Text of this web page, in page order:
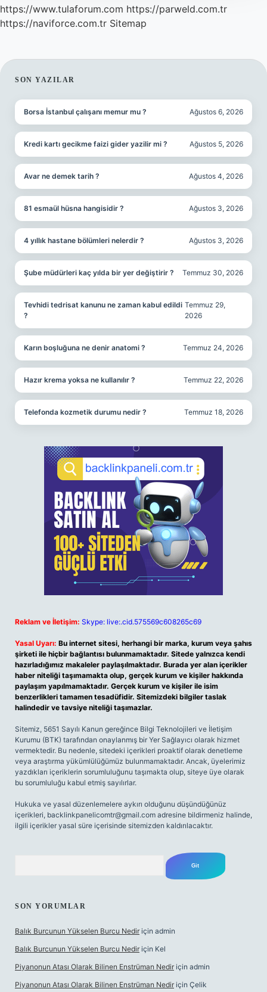
https://www.tulaforum.com https://parweld.com.tr
https://naviforce.com.tr Sitemap
SIDEBAR
SON YAZILAR
Borsa İstanbul çalışanı memur mu ? Ağustos 6, 2026
Kredi kartı gecikme faizi gider yazilir mi ? Ağustos 5, 2026
Avar ne demek tarih ? Ağustos 4, 2026
81 esmaül hüsna hangisidir ? Ağustos 3, 2026
4 yıllık hastane bölümleri nelerdir ? Ağustos 3, 2026
Şube müdürleri kaç yılda bir yer değiştirir ? Temmuz 30, 2026
Tevhidi tedrisat kanunu ne zaman kabul edildi
?
Temmuz 29,
2026
Karın boşluğuna ne denir anatomi ? Temmuz 24, 2026
Hazır krema yoksa ne kullanılır ? Temmuz 22, 2026
Telefonda kozmetik durumu nedir ? Temmuz 18, 2026
Reklam ve İletişim: Skype: live:.cid.575569c608265c69
Yasal Uyarı: Bu internet sitesi, herhangi bir marka, kurum veya şahıs
şirketi ile hiçbir bağlantısı bulunmamaktadır. Sitede yalnızca kendi
hazırladığımız makaleler paylaşılmaktadır. Burada yer alan içerikler
haber niteliği taşımamakta olup, gerçek kurum ve kişiler hakkında
paylaşım yapılmamaktadır. Gerçek kurum ve kişiler ile isim
benzerlikleri tamamen tesadüfidir. Sitemizdeki bilgiler taslak
halindedir ve tavsiye niteliği taşımazlar.
Sitemiz, 5651 Sayılı Kanun gereğince Bilgi Teknolojileri ve İletişim
Kurumu (BTK) tarafından onaylanmış bir Yer Sağlayıcı olarak hizmet
vermektedir. Bu nedenle, sitedeki içerikleri proaktif olarak denetleme
veya araştırma yükümlülüğümüz bulunmamaktadır. Ancak, üyelerimiz
yazdıkları içeriklerin sorumluluğunu taşımakta olup, siteye üye olarak
bu sorumluluğu kabul etmiş sayılırlar.
Hukuka ve yasal düzenlemelere aykırı olduğunu düşündüğünüz
içerikleri, backlinkpanelicomtr@gmail.com adresine bildirmeniz halinde,
ilgili içerikler yasal süre içerisinde sitemizden kaldırılacaktır.
SON YORUMLAR
Balık Burcunun Yükselen Burcu Nedir için admin
Balık Burcunun Yükselen Burcu Nedir için Kel
Piyanonun Atası Olarak Bilinen Enstrüman Nedir için admin
Piyanonun Atası Olarak Bilinen Enstrüman Nedir için Çelik